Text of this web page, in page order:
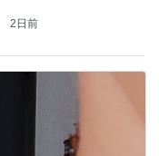
2日前